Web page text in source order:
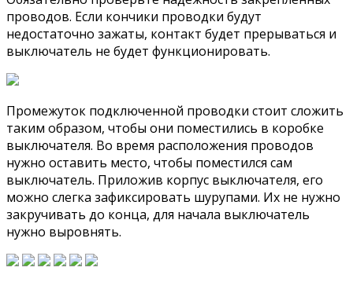
проводов. Если кончики проводки будут
недостаточно зажаты, контакт будет прерываться и
выключатель не будет функционировать.
Промежуток подключенной проводки стоит сложить
таким образом, чтобы они поместились в коробке
выключателя. Во время расположения проводов
нужно оставить место, чтобы поместился сам
выключатель. Приложив корпус выключателя, его
можно слегка зафиксировать шурупами. Их не нужно
закручивать до конца, для начала выключатель
нужно выровнять.